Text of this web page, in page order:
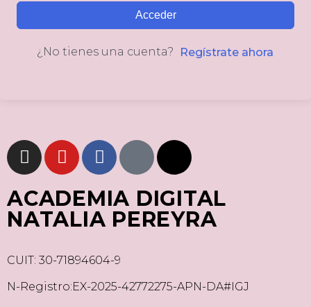
Acceder
¿No tienes una cuenta? Regístrate ahora
ACADEMIA DIGITAL
NATALIA PEREYRA
CUIT: 30-71894604-9
N-Registro:EX-2025-42772275-APN-DA#IGJ